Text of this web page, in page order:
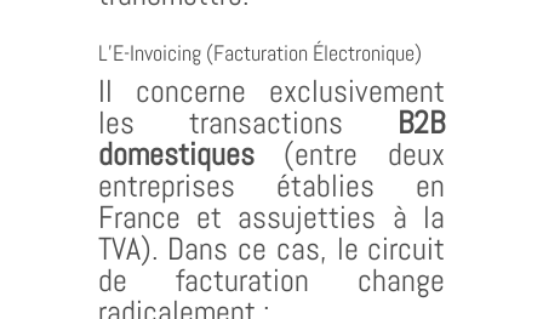
L’E-Invoicing (Facturation Électronique)
Il concerne exclusivement
les transactions B2B
domestiques(entre deux
entreprises établies en
France et assujetties à la
TVA). Dans ce cas, le circuit
de facturation change